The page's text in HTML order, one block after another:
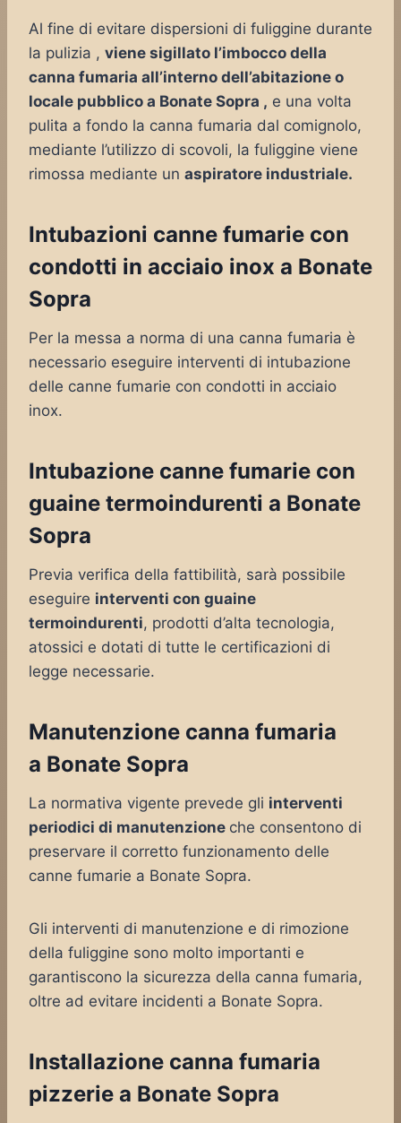
Al fine di evitare dispersioni di fuliggine durante
la pulizia , viene sigillato l’imbocco della
canna fumaria all’interno dell’abitazione o
locale pubblico a Bonate Sopra , e una volta
pulita a fondo la canna fumaria dal comignolo,
mediante l’utilizzo di scovoli, la fuliggine viene
rimossa mediante un aspiratore industriale.
Intubazioni canne fumarie con
condotti in acciaio inox a Bonate
Sopra
Per la messa a norma di una canna fumaria è
necessario eseguire interventi di intubazione
delle canne fumarie con condotti in acciaio
inox.
Intubazione canne fumarie con
guaine termoindurenti a Bonate
Sopra
Previa verifica della fattibilità, sarà possibile
eseguire interventi con guaine
termoindurenti, prodotti d’alta tecnologia,
atossici e dotati di tutte le certificazioni di
legge necessarie.
Manutenzione canna fumaria
a Bonate Sopra
La normativa vigente prevede gli interventi
periodici di manutenzione che consentono di
preservare il corretto funzionamento delle
canne fumarie a Bonate Sopra.
Gli interventi di manutenzione e di rimozione
della fuliggine sono molto importanti e
garantiscono la sicurezza della canna fumaria,
oltre ad evitare incidenti a Bonate Sopra.
Installazione canna fumaria
pizzerie a Bonate Sopra